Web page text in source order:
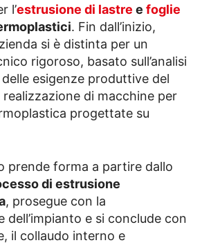
l’estrusione di lastre e foglie
. Fin dall’inizio,
si è distinta per un
rigoroso, basato sull’analisi
esigenze produttive del
realizzazione di macchine per
progettate su
prende forma a partire dallo
di estrusione
, prosegue con la
dell’impianto e si conclude con
il collaudo interno e